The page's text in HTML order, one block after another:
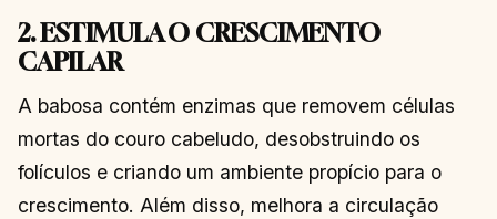
2. ESTIMULA O CRESCIMENTO
CAPILAR
A babosa contém enzimas que removem células
mortas do couro cabeludo, desobstruindo os
folículos e criando um ambiente propício para o
crescimento. Além disso, melhora a circulação